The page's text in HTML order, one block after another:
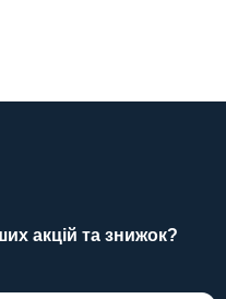
акцій та знижок?